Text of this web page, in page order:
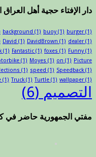
دار الإفتاء حجية أهل العراق
background (1) buoy (1) burger (1)
David (1) DavidBrown (1) dealer (1)
(1) Fantastic (1) foxes (1) Funny (1)
(1) Moyes (1) on (1) Picture
(1) speed (1) Speedback(1)
(1) Truck(1) Turtle (1) wallpaper (1)
التصميم (6)
مفتي الجمهورية حاضر في